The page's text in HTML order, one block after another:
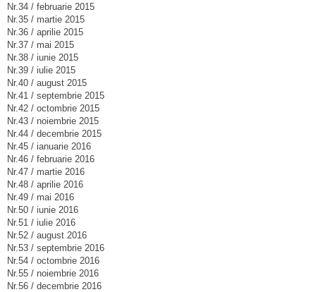
Nr.34 / februarie 2015
Nr.35 / martie 2015
Nr.36 / aprilie 2015
Nr.37 / mai 2015
Nr.38 / iunie 2015
Nr.39 / iulie 2015
Nr.40 / august 2015
Nr.41 / septembrie 2015
Nr.42 / octombrie 2015
Nr.43 / noiembrie 2015
Nr.44 / decembrie 2015
Nr.45 / ianuarie 2016
Nr.46 / februarie 2016
Nr.47 / martie 2016
Nr.48 / aprilie 2016
Nr.49 / mai 2016
Nr.50 / iunie 2016
Nr.51 / iulie 2016
Nr.52 / august 2016
Nr.53 / septembrie 2016
Nr.54 / octombrie 2016
Nr.55 / noiembrie 2016
Nr.56 / decembrie 2016